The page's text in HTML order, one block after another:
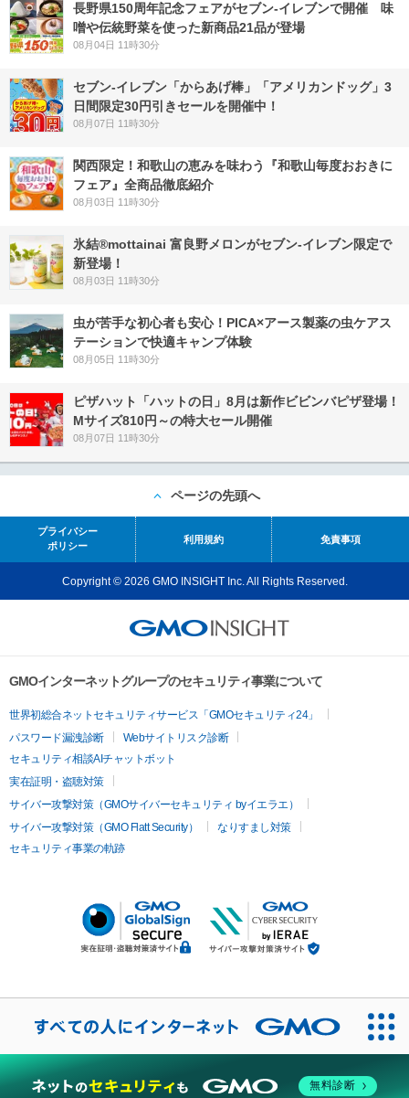
長野県150周年記念フェアがセブン-イレブンで開催 味
噌や伝統野菜を使った新商品21品が登場
08月04日 11時30分
セブン‐イレブン「からあげ棒」「アメリカンドッグ」3
日間限定30円引きセールを開催中！
08月07日 11時30分
関西限定！和歌山の恵みを味わう『和歌山毎度おおきに
フェア』全商品徹底紹介
08月03日 11時30分
氷結®mottainai 富良野メロンがセブン‐イレブン限定で
新登場！
08月03日 11時30分
虫が苦手な初心者も安心！PICA×アース製薬の虫ケアス
テーションで快適キャンプ体験
08月05日 11時30分
ピザハット「ハットの日」8月は新作ビビンバピザ登場！
Mサイズ810円～の特大セール開催
08月07日 11時30分
ページの先頭へ
プライバシー
ポリシー
利用規約 免責事項
Copyright © 2026 GMO INSIGHT Inc. All Rights Reserved.
GMOインターネットグループのセキュリティ事業について
世界初総合ネットセキュリティサービス「GMOセキュリティ24」
パスワード漏洩診断
Webサイトリスク診断
セキュリティ相談AIチャットボット
実在証明・盗聴対策
サイバー攻撃対策（GMOサイバーセキュリティ byイエラエ）
サイバー攻撃対策（GMO Flatt Security）
なりすまし対策
セキュリティ事業の軌跡
無料診断